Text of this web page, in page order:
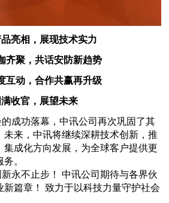
亮相，展现技术实力
齐聚，共话安防新趋势
互动，合作共赢再升级
满收官，展望未来
成功落幕，中讯公司再次巩固了其
未来，中讯将继续深耕技术创新，推
集成化方向发展，为全球客户提供更
务。
永不止步！ 中讯公司期待与各界伙
新篇章！ 致力于以科技力量守护社会